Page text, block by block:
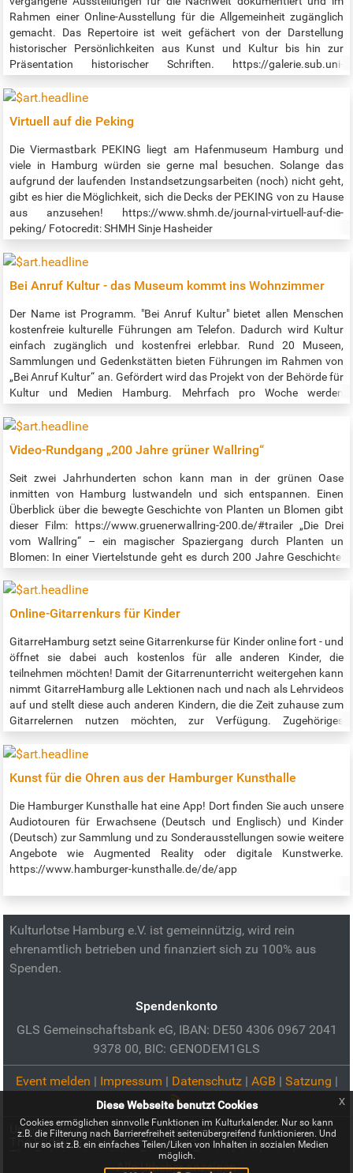
Rahmen einer Online-Ausstellung für die Allgemeinheit zugänglich
gemacht. Das Repertoire ist weit gefächert von der Darstellung
historischer Persönlichkeiten aus Kunst und Kultur bis hin zur
Präsentation historischer Schriften. https://galerie.sub.uni-
Kulturgut Digital" in einer umfangreichen Kollektion von Drucken,
seinen ganz persönlichen Einblick in die Hamburger Geschichte
erhalten. https://digitalisate.sub.uni-hamburg.de
Virtuell auf die Peking
Die Viermastbark PEKING liegt am Hafenmuseum Hamburg und
viele in Hamburg würden sie gerne mal besuchen. Solange das
aufgrund der laufenden Instandsetzungsarbeiten (noch) nicht geht,
gibt es hier die Möglichkeit, sich die Decks der PEKING von zu Hause
aus anzusehen! https://www.shmh.de/journal-virtuell-auf-die-
peking/ Fotocredit: SHMH Sinje Hasheider
Bei Anruf Kultur - das Museum kommt ins Wohnzimmer
Der Name ist Programm. "Bei Anruf Kultur" bietet allen Menschen
kostenfreie kulturelle Führungen am Telefon. Dadurch wird Kultur
einfach zugänglich und kostenfrei erlebbar. Rund 20 Museen,
Sammlungen und Gedenkstätten bieten Führungen im Rahmen von
„Bei Anruf Kultur“ an. Gefördert wird das Projekt von der Behörde für
Kultur und Medien Hamburg. Mehrfach pro Woche werden
abwechslungsreichen Programm gibt es unter:
Programms: https://www.bsvh.org/termine.html?
tags%5B%5D=kultur , als Ansage unter Telefon (040) 209 404 66.
Eine Anmeldung ist bis einen Tag vor der Führung bei Melanie Wölwer
vom BSVH per Mail an buchung@beianrufkultur.de oder Telefon
(040) 209 404 29 nötig.
Video-Rundgang „200 Jahre grüner Wallring“
Seit zwei Jahrhunderten schon kann man in der grünen Oase
inmitten von Hamburg lustwandeln und sich entspannen. Einen
Überblick über die bewegte Geschichte von Planten un Blomen gibt
dieser Film: https://www.gruenerwallring-200.de/#trailer „Die Drei
vom Wallring“ – ein magischer Spaziergang durch Planten un
Blomen: In einer Viertelstunde geht es durch 200 Jahre Geschichte:
Mit historischen Ein- und Aussichten und Begegnungen – z.B. mit
dem Bremer „Kunstgärtner“ Isaak Albert Altmann (1777-1837), dem
Blume, dem Maskottchen der IGA 1973. Sehr empfehlenswert ist
auch der zugehörige Podcast: https://www.gruenerwallring-
200.de/#podcast Jeden Monat gibt es eine neue Folge!
Online-Gitarrenkurs für Kinder
GitarreHamburg setzt seine Gitarrenkurse für Kinder online fort - und
öffnet sie dabei auch kostenlos für alle anderen Kinder, die
teilnehmen möchten! Damit der Gitarrenunterricht weitergehen kann
nimmt GitarreHamburg alle Lektionen nach und nach als Lehrvideos
auf und stellt diese auch anderen Kindern, die die Zeit zuhause zum
Gitarrelernen nutzen möchten, zur Verfügung. Zugehöriges
Lektionen gehörenden Noten können per Mail angefordert werden.
gitarrenkurs-fuer-kinder. Direkt zum Kurs geht es hier:
https://www.gitarrehamburg.de/konkret/lehrvideos/ .
Kunst für die Ohren aus der Hamburger Kunsthalle
Die Hamburger Kunsthalle hat eine App! Dort finden Sie auch unsere
Audiotouren für Erwachsene (Deutsch und Englisch) und Kinder
(Deutsch) zur Sammlung und zu Sonderausstellungen sowie weitere
Angebote wie Augmented Reality oder digitale Kunstwerke.
https://www.hamburger-kunsthalle.de/de/app
Kulturlotse Hamburg e.V. ist gemeinnützig, wird rein
ehrenamtlich betrieben und finanziert sich zu 100% aus
Spenden.
Spendenkonto
GLS Gemeinschaftsbank eG, IBAN: DE50 4306 0967 2041
9378 00, BIC: GENODEM1GLS
Event melden | Impressum | Datenschutz| AGB | Satzung |
Urheber der Bilder:Zeit zum Innehalten:Pixabay.com (CC0)
The Friday Craig im ThomasRead:Pixabay (CC0) Jazz In
Dialog in Deutsch — deutsch
sprechen und üben in der Gruppe:DIALOG IN DEUTSCH ist
Alle Urheber anzeigen
Diese Webseite benutzt Cookies
Cookies ermöglichen sinnvolle Funktionen im Kulturkalender. Nur so kann
z.B. die Filterung nach Barrierefreiheit seitenübergreifend funktionieren. Und
nur so ist z.B. ein einfaches Teilen/Liken von Inhalten in sozialen Medien
möglich.
x